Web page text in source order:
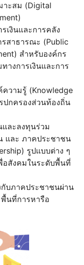
าะสม (Digital
เงินและการคลัง
สาธารณะ (Public
สำหรับองค์กร
งการเงินและการ
ความรู้ (Knowledge
ปกครองส่วนท้องถิ่น
ละลงทุนร่วม
และ ภาคประชาชน
รูปแบบต่าง ๆ
อสังคมในระดับพื้นที่
บภาคประชาชนผ่าน
นที่การหารือ